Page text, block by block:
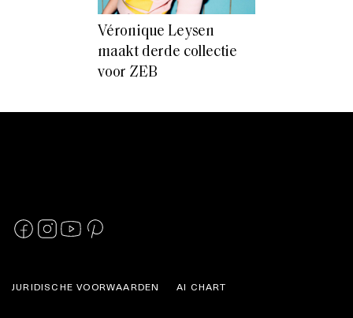
Véronique Leysen
maakt derde collectie
voor ZEB
JURIDISCHE VOORWAARDEN AI CHART